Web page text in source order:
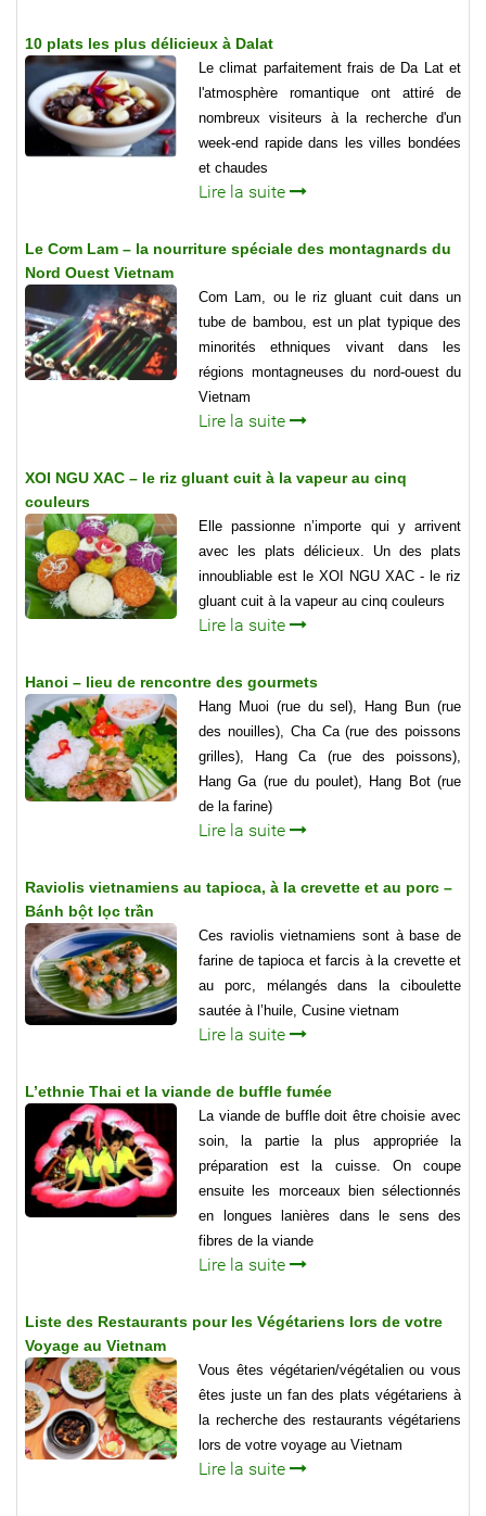
10 plats les plus délicieux à Dalat
Le climat parfaitement frais de Da Lat et
l'atmosphère romantique ont attiré de
nombreux visiteurs à la recherche d'un
week-end rapide dans les villes bondées
et chaudes
Lire la suite
Le Cơm Lam – la nourriture spéciale des montagnards du
Nord Ouest Vietnam
Com Lam, ou le riz gluant cuit dans un
tube de bambou, est un plat typique des
minorités ethniques vivant dans les
régions montagneuses du nord-ouest du
Vietnam
Lire la suite
XOI NGU XAC – le riz gluant cuit à la vapeur au cinq
couleurs
Elle passionne n’importe qui y arrivent
avec les plats délicieux. Un des plats
innoubliable est le XOI NGU XAC - le riz
gluant cuit à la vapeur au cinq couleurs
Lire la suite
Hanoi – lieu de rencontre des gourmets
Hang Muoi (rue du sel), Hang Bun (rue
des nouilles), Cha Ca (rue des poissons
grilles), Hang Ca (rue des poissons),
Hang Ga (rue du poulet), Hang Bot (rue
de la farine)
Lire la suite
Raviolis vietnamiens au tapioca, à la crevette et au porc –
Bánh bột lọc trần
Ces raviolis vietnamiens sont à base de
farine de tapioca et farcis à la crevette et
au porc, mélangés dans la ciboulette
sautée à l’huile, Cusine vietnam
Lire la suite
L’ethnie Thai et la viande de buffle fumée
La viande de buffle doit être choisie avec
soin, la partie la plus appropriée la
préparation est la cuisse. On coupe
ensuite les morceaux bien sélectionnés
en longues lanières dans le sens des
fibres de la viande
Lire la suite
Liste des Restaurants pour les Végétariens lors de votre
Voyage au Vietnam
Vous êtes végétarien/végétalien ou vous
êtes juste un fan des plats végétariens à
la recherche des restaurants végétariens
lors de votre voyage au Vietnam
Lire la suite